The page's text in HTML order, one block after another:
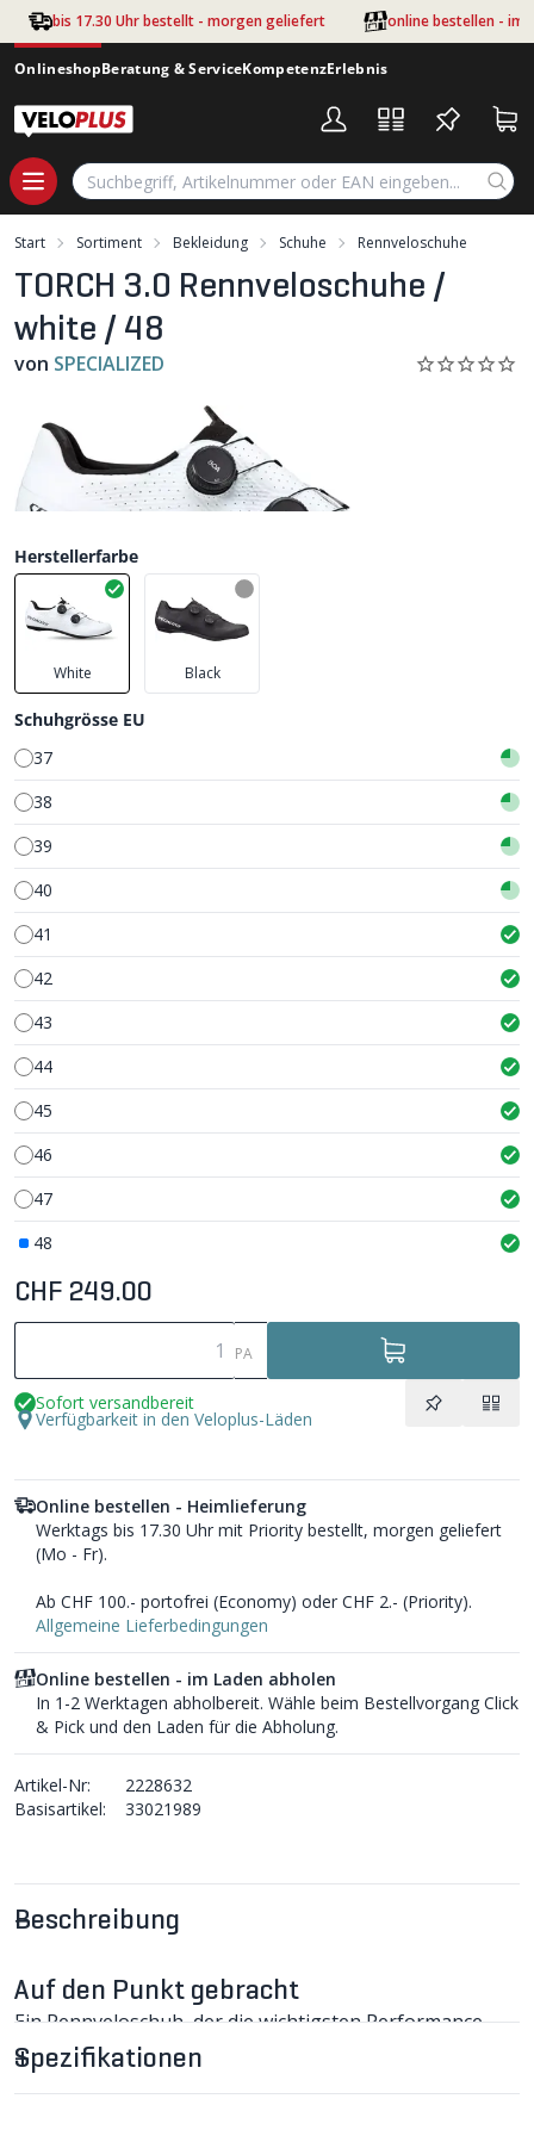
Zum Hauptinhalt springen
bis 17.30 Uhr bestellt - morgen geliefert online bestellen - im
OnlineshopBeratung & ServiceKompetenzErlebnis
Start Sortiment Bekleidung Schuhe Rennveloschuhe
TORCH 3.0 Rennveloschuhe /
white / 48
von SPECIALIZED
Beschreibung
Auf den Punkt gebracht
Ein Rennveloschuh, der die wichtigsten Performance-
Features von High-End-Schuhen mit einem top Preis
vereint: steife Carbonaussensohle, 2 BOA
Drehverschlüsse und ergonomische Passform nach
Spezifikationen
Herstellerfarbe
White Black
Schuhgrösse EU
37
38
39
40
41
42
43
44
45
46
47
48
CHF 249.00
PA
Sofort versandbereit
Verfügbarkeit in den Veloplus-Läden
Online bestellen - Heimlieferung
Werktags bis 17.30 Uhr mit Priority bestellt, morgen geliefert
(Mo - Fr).
Ab CHF 100.- portofrei (Economy) oder CHF 2.- (Priority).
Allgemeine Lieferbedingungen
Online bestellen - im Laden abholen
In 1-2 Werktagen abholbereit. Wähle beim Bestellvorgang Click
& Pick und den Laden für die Abholung.
Artikel-Nr:
2228632
Basisartikel:
33021989